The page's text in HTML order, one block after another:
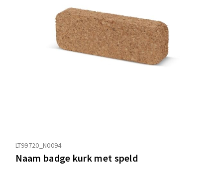
LT99720_N0094
Naam badge kurk met speld